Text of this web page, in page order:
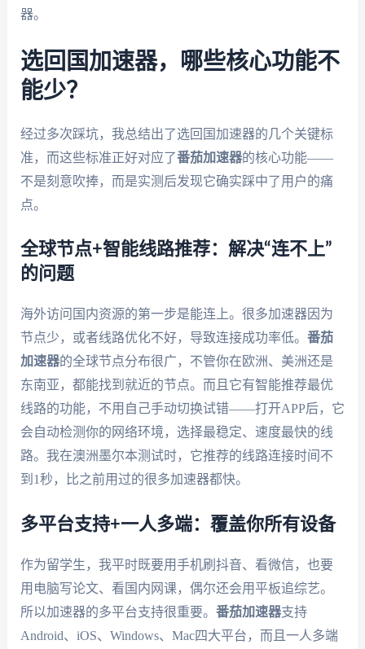
器。
选回国加速器，哪些核心功能不
能少？
经过多次踩坑，我总结出了选回国加速器的几个关键标
准，而这些标准正好对应了番茄加速器的核心功能——
不是刻意吹捧，而是实测后发现它确实踩中了用户的痛
点。
全球节点+智能线路推荐：解决“连不上”
的问题
海外访问国内资源的第一步是能连上。很多加速器因为
节点少，或者线路优化不好，导致连接成功率低。 番茄
加速器的全球节点分布很广，不管你在欧洲、美洲还是
东南亚，都能找到就近的节点。而且它有智能推荐最优
线路的功能，不用自己手动切换试错——打开APP后，它
会自动检测你的网络环境，选择最稳定、速度最快的线
路。我在澳洲墨尔本测试时，它推荐的线路连接时间不
到1秒，比之前用过的很多加速器都快。
多平台支持+一人多端：覆盖你所有设备
作为留学生，我平时既要用手机刷抖音、看微信，也要
用电脑写论文、看国内网课，偶尔还会用平板追综艺。
所以加速器的多平台支持很重要。 番茄加速器支持
Android、iOS、Windows、Mac四大平台，而且一人多端